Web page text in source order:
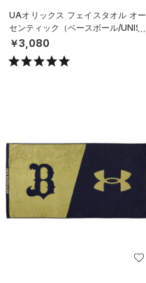
UAオリックス フェイスタオル オー
センティック（ベースボール/UNISE
X）
￥3,080